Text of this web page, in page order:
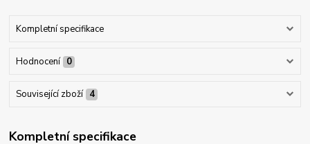
Kompletní specifikace
Hodnocení 0
Související zboží 4
Kompletní specifikace